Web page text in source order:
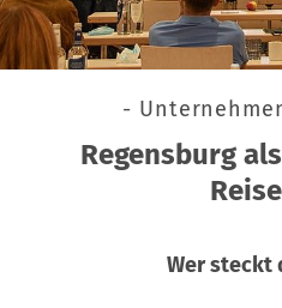
-
Regensburg
Wer steckt